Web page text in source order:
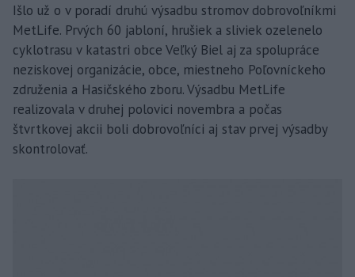
Išlo už o v poradí druhú výsadbu stromov dobrovoľníkmi
MetLife. Prvých 60 jabloní, hrušiek a sliviek ozelenelo
cyklotrasu v katastri obce Veľký Biel aj za spolupráce
neziskovej organizácie, obce, miestneho Poľovníckeho
združenia a Hasičského zboru. Výsadbu MetLife
realizovala v druhej polovici novembra a počas
štvrtkovej akcii boli dobrovoľníci aj stav prvej výsadby
skontrolovať.